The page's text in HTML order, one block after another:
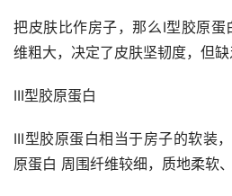
把皮肤比作房子，那么I型胶原
维粗大，决定了皮肤坚韧度，但
III型胶原蛋白
III型胶原蛋白相当于房子的软装
原蛋白 周围纤维较细，质地柔软